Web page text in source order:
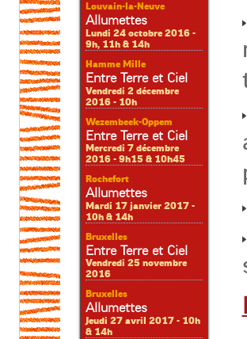
Louvain-la-Neuve
Allumettes
Lundi 24 octobre 2016 -
9h, 11h & 14h
Hamme Mille
Entre Terre et Ciel
Vendredi 2 décembre
2016 - 10h
Wezembeek-Oppem
Entre Terre et Ciel
Mercredi 7 décembre
2016 - 9h15 & 10h45
Rochefort
Allumettes
Mardi 17 janvier 2017 -
10h & 14h
Bruxelles
Entre Terre et Ciel
Vendredi 25 novembre
2016
Bruxelles
Allumettes
Jeudi 27 avril 2017 - 10h
& 14h